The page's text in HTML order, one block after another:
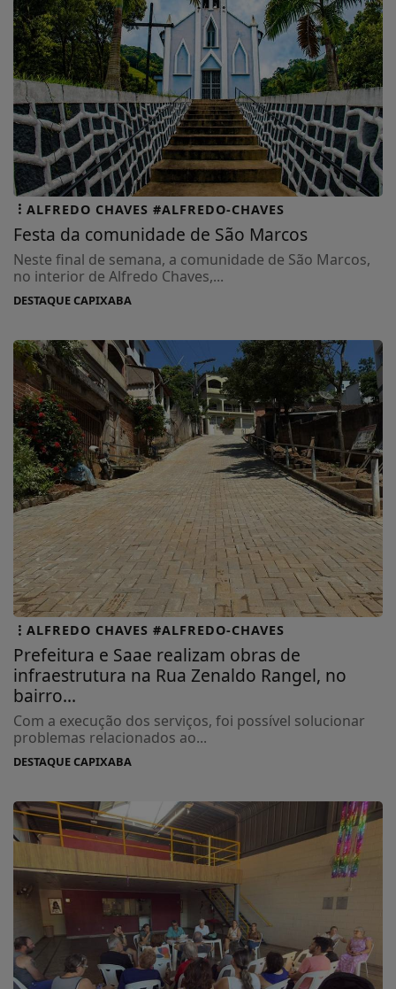
ALFREDO CHAVES #ALFREDO-CHAVES
Festa da comunidade de São Marcos
Neste final de semana, a comunidade de São Marcos,
no interior de Alfredo Chaves,...
DESTAQUE CAPIXABA
ALFREDO CHAVES #ALFREDO-CHAVES
Prefeitura e Saae realizam obras de
infraestrutura na Rua Zenaldo Rangel, no
bairro...
Com a execução dos serviços, foi possível solucionar
problemas relacionados ao...
DESTAQUE CAPIXABA